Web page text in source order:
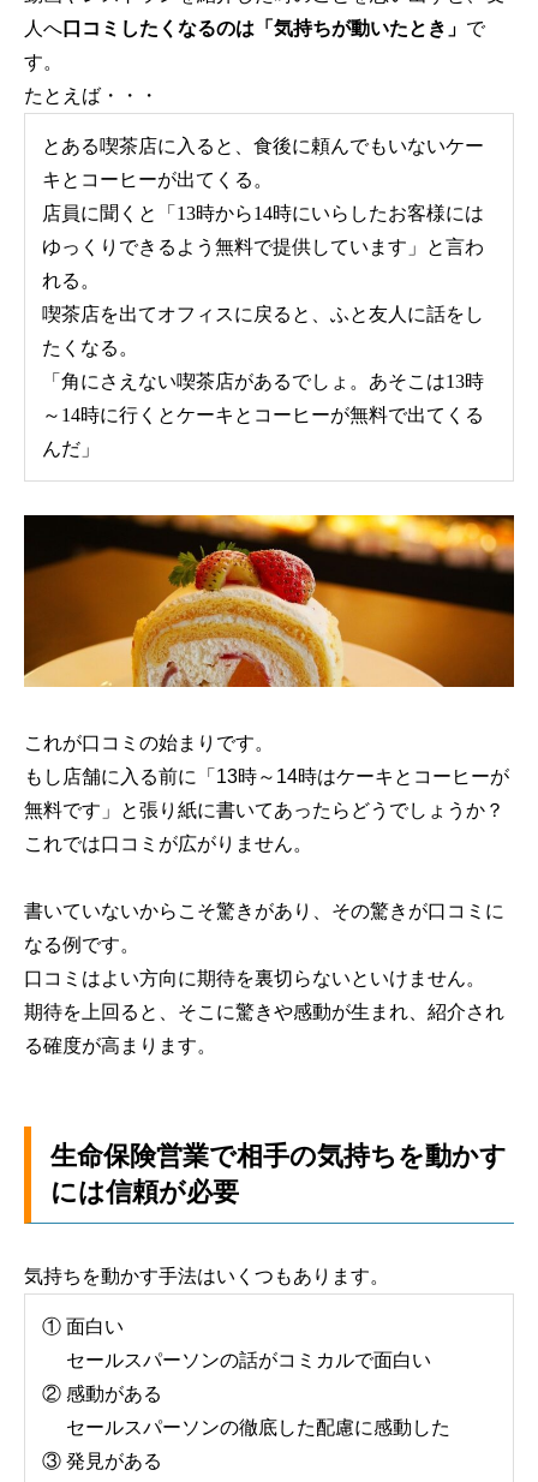
人へ口コミしたくなるのは「気持ちが動いたとき」 で
す。
たとえば・・・
とある喫茶店に入ると、食後に頼んでもいないケー
キとコーヒーが出てくる。
店員に聞くと「13時から14時にいらしたお客様には
ゆっくりできるよう無料で提供しています」と言わ
れる。
喫茶店を出てオフィスに戻ると、ふと友人に話をし
たくなる。
「角にさえない喫茶店があるでしょ。あそこは13時
～14時に行くとケーキとコーヒーが無料で出てくる
んだ」
これが口コミの始まりです。
もし店舗に入る前に「13時～14時はケーキとコーヒーが
無料です」と張り紙に書いてあったらどうでしょうか？
これでは口コミが広がりません。
書いていないからこそ驚きがあり、その驚きが口コミに
なる例です。
口コミはよい方向に期待を裏切らないといけません。
期待を上回ると、そこに驚きや感動が生まれ、紹介され
る確度が高まります。
生命保険営業で相手の気持ちを動かす
には信頼が必要
気持ちを動かす手法はいくつもあります。
① 面白い
セールスパーソンの話がコミカルで面白い
② 感動がある
セールスパーソンの徹底した配慮に感動した
③ 発見がある